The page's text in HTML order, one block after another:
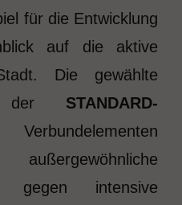
für die Entwicklung
auf die aktive
Die gewählte
der STANDARD-
gegen intensive